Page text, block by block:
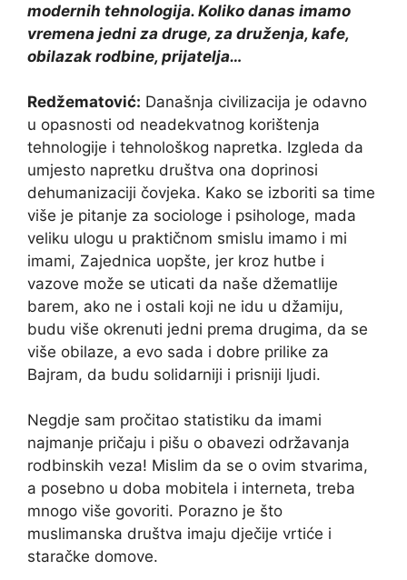
modernih tehnologija. Koliko danas imamo
vremena jedni za druge, za druženja, kafe,
obilazak rodbine, prijatelja…
Redžematović: Današnja civilizacija je odavno
u opasnosti od neadekvatnog korištenja
tehnologije i tehnološkog napretka. Izgleda da
umjesto napretku društva ona doprinosi
dehumanizaciji čovjeka. Kako se izboriti sa time
više je pitanje za sociologe i psihologe, mada
veliku ulogu u praktičnom smislu imamo i mi
imami, Zajednica uopšte, jer kroz hutbe i
vazove može se uticati da naše džematlije
barem, ako ne i ostali koji ne idu u džamiju,
budu više okrenuti jedni prema drugima, da se
više obilaze, a evo sada i dobre prilike za
Bajram, da budu solidarniji i prisniji ljudi.
Negdje sam pročitao statistiku da imami
najmanje pričaju i pišu o obavezi održavanja
rodbinskih veza! Mislim da se o ovim stvarima,
a posebno u doba mobitela i interneta, treba
mnogo više govoriti. Porazno je što
muslimanska društva imaju dječije vrtiće i
staračke domove.